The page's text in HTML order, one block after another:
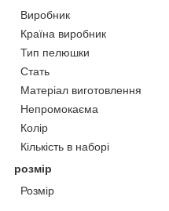
Виробник
Країна виробник
Тип пелюшки
Стать
Матеріал виготовлення
Непромокаєма
Колір
Кількість в наборі
розмір
Розмір